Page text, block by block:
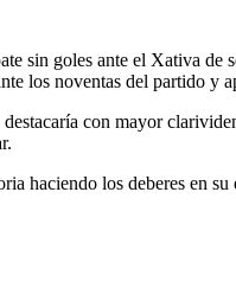
sin goles ante el Xativa de
los noventas del partido y
con mayor
haciendo los deberes en